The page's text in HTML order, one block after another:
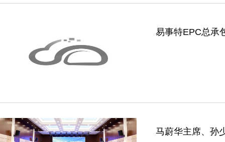
易事特EPC总承
马蔚华主席、孙